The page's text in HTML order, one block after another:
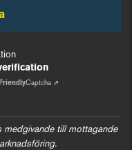
FriendlyCaptcha ⇗
medgivande till mottagande